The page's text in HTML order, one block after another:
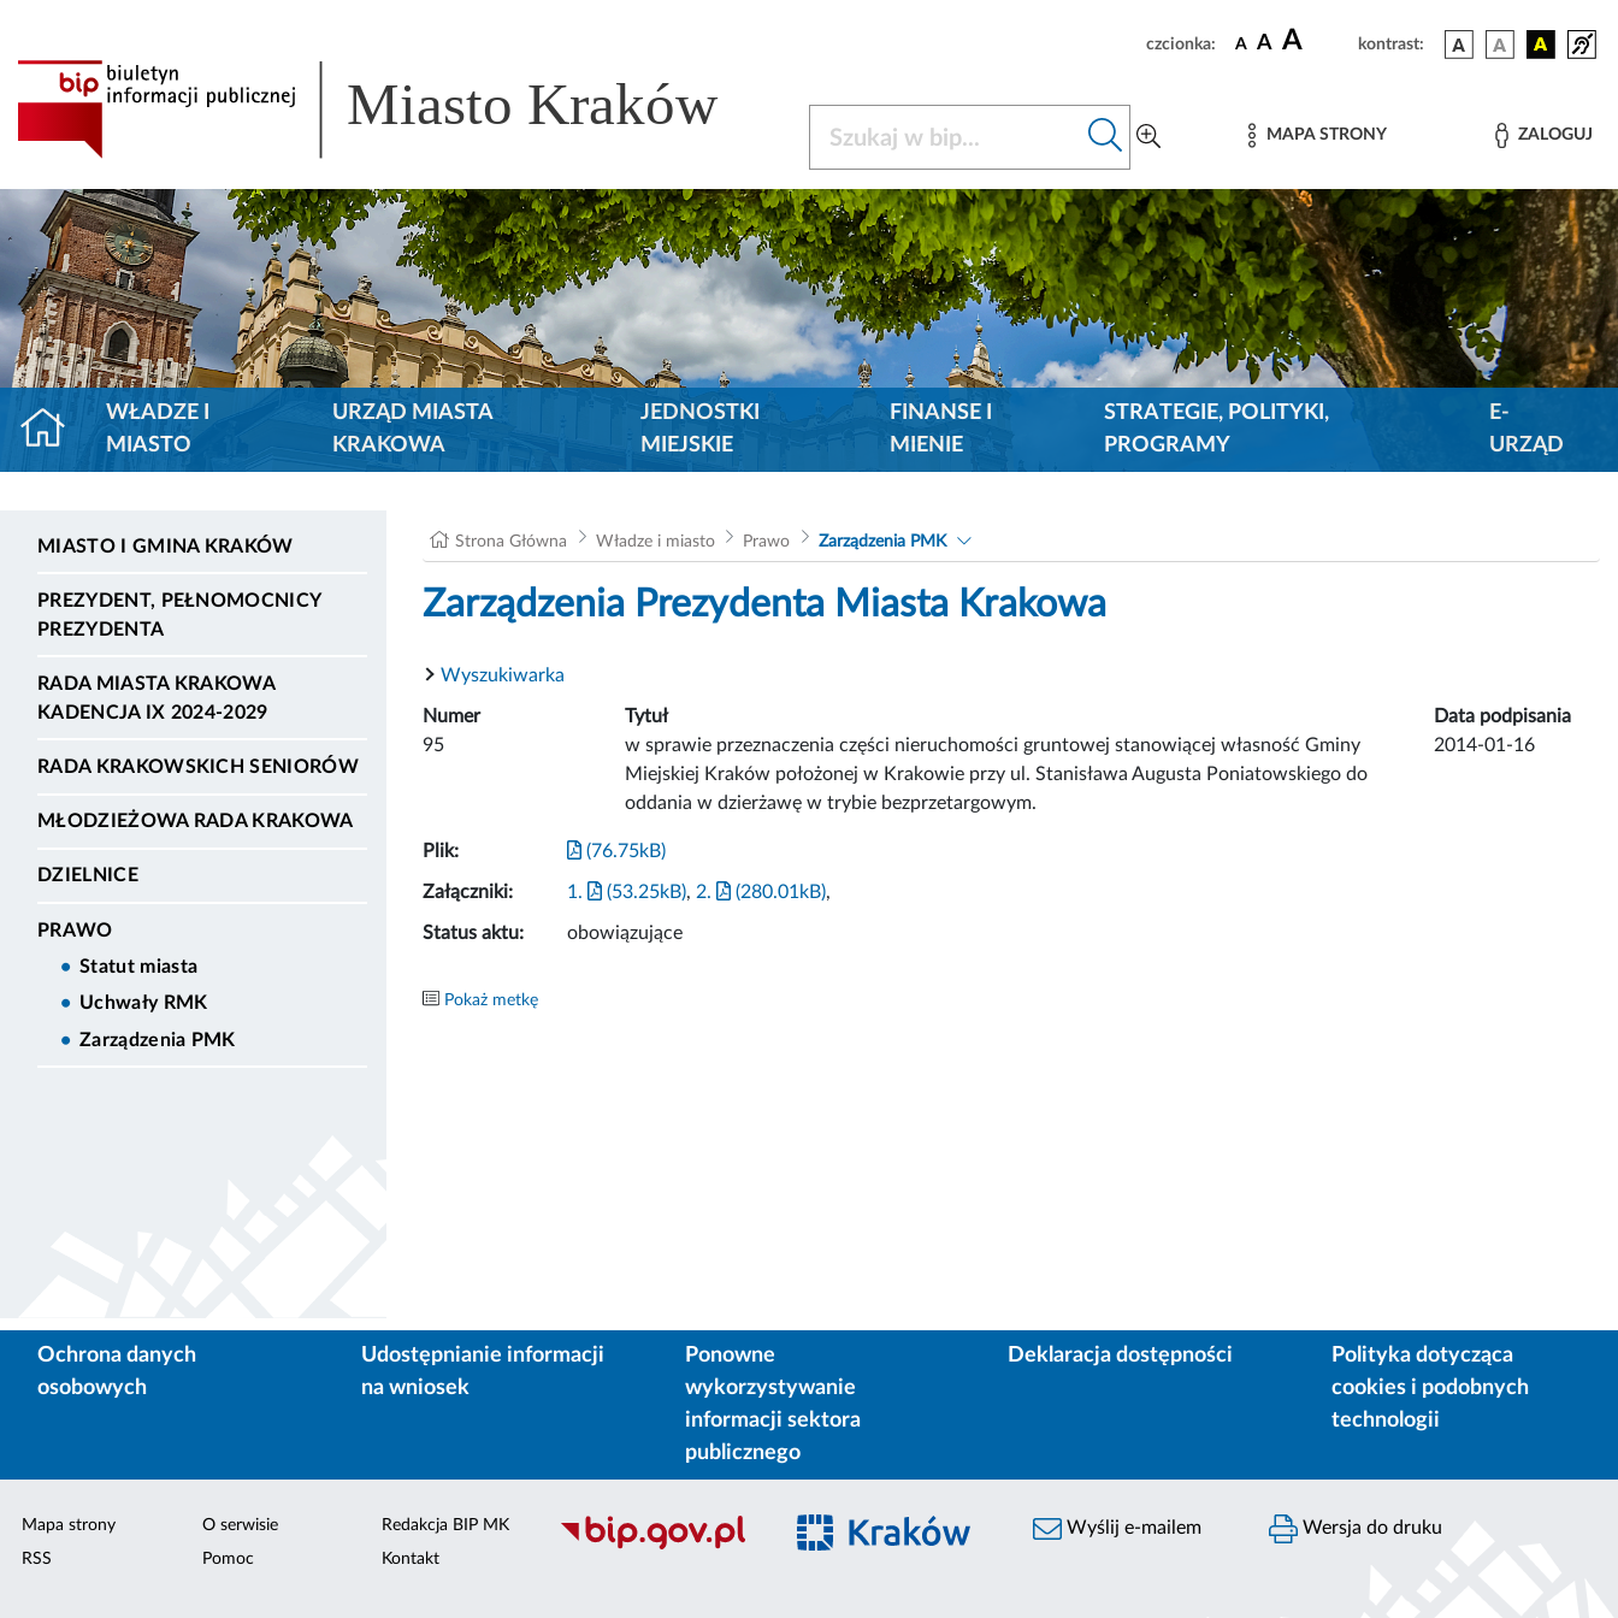
czcionka: A A A kontrast:
Miasto Kraków MAPA STRONY ZALOGUJ
WŁADZE I
MIASTO
URZĄD MIASTA
KRAKOWA
JEDNOSTKI
MIEJSKIE
FINANSE I
MIENIE
STRATEGIE, POLITYKI,
PROGRAMY
E-
URZĄD
MIASTO I GMINA KRAKÓW
PREZYDENT, PEŁNOMOCNICY
PREZYDENTA
RADA MIASTA KRAKOWA
KADENCJA IX 2024-2029
RADA KRAKOWSKICH SENIORÓW
MŁODZIEŻOWA RADA KRAKOWA
DZIELNICE
PRAWO
Statut miasta
Uchwały RMK
Zarządzenia PMK
Strona Główna Władze i miasto Prawo Zarządzenia PMK
Zarządzenia Prezydenta Miasta Krakowa
Wyszukiwarka
Numer Tytuł
Data podpisania
95
w sprawie przeznaczenia części nieruchomości gruntowej stanowiącej własność Gminy
Miejskiej Kraków położonej w Krakowie przy ul. Stanisława Augusta Poniatowskiego do
oddania w dzierżawę w trybie bezprzetargowym.
2014-01-16
Plik: (76.75kB)
Załączniki: 1. (53.25kB), 2. (280.01kB),
Status aktu: obowiązujące
Pokaż metkę
Ochrona danych
osobowych
Udostępnianie informacji
na wniosek
Ponowne
wykorzystywanie
informacji sektora
publicznego
Deklaracja dostępności
Polityka dotycząca
cookies i podobnych
technologii
Mapa strony
RSS
O serwisie
Pomoc
Redakcja BIP MK
Kontakt
Wyślij e-mailem Wersja do druku